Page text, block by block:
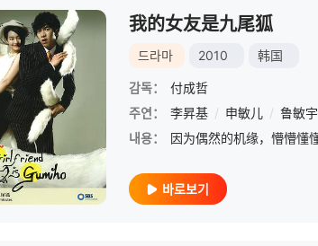
我的女友是九尾狐
드라마 2010 韩国
감독：
付成哲
주연：
李昇基 / 申敏儿 / 鲁敏宇
내용：
바로보기